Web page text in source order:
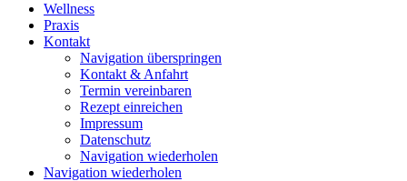
Wellness
Praxis
Kontakt
Navigation überspringen
Kontakt & Anfahrt
Termin vereinbaren
Rezept einreichen
Impressum
Datenschutz
Navigation wiederholen
Navigation wiederholen